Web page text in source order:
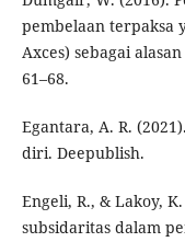
pembelaan terpaksa
Axces) sebagai
61–68.
Egantara, A. R.
diri. Deepublish.
Engeli, R., & Lakoy,
subsidaritas dalam